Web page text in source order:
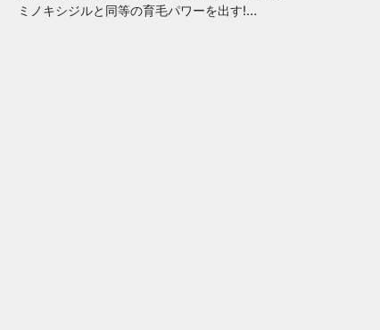
ミノキシジルと同等の育毛パワーを出す!…